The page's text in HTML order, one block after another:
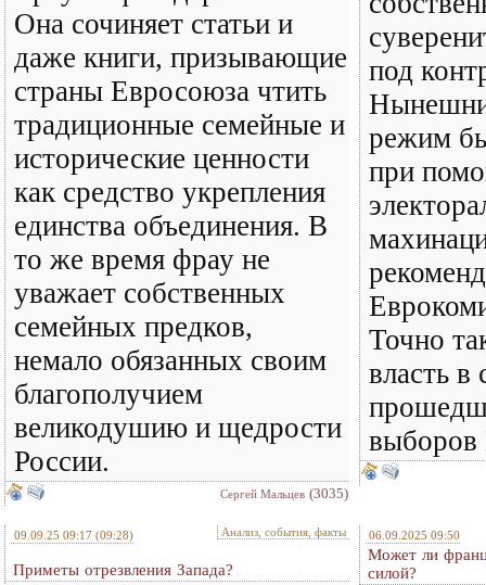
Она сочиняет статьи и
даже книги, призывающие
страны Евросоюза чтить
традиционные семейные и
исторические ценности
как средство укрепления
единства объединения. В
то же время фрау не
уважает собственных
семейных предков,
немало обязанных своим
благополучием
великодушию и щедрости
России.
Сергей Мальцев (3035)
под
режим
при
Точно
власть в
09.09.25 09:17 (09:28) Анализ, события, факты
Приметы отрезвления Запада?
06.09.2025 09:50
Может ли
силой?